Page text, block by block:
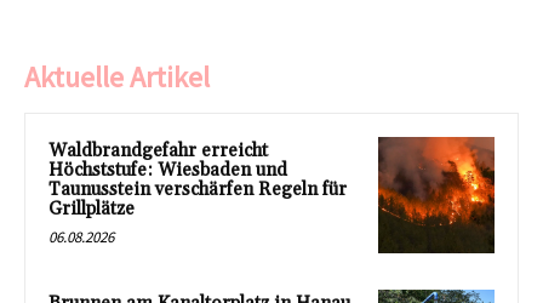
Aktuelle Artikel
Waldbrandgefahr erreicht
Höchststufe: Wiesbaden und
Taunusstein verschärfen Regeln für
Grillplätze
06.08.2026